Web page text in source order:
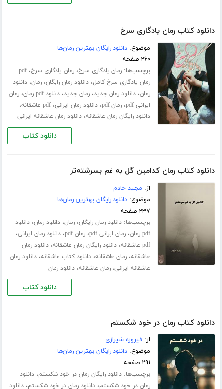
دانلود کتاب رمان یادگاری سرخ
موضوع:دانلود رایگان بهترین رمان‌ها
۲۶۰ صفحه
برچسب‌ها:رمان یادگاری سرخ،رمان یادگاری سرخ،pdf
رمان یادگاری سرخ کامل،دانلود رمان رایگان،رمان،دانلود
رمان،دانلود رمان جدید،رمان جدید،دانلود pdf رمان ،رمان
ایرانی pdf
،رمان pdf ،دانلود رمان ایرانی،pdf عاشقانه ،
دانلود رایگان رمان عاشقانه،دانلود رمان عاشقانه ایرانی
دانلود کتاب
دانلود کتاب رمان کدامین گل به غم بسرشته‌تر
از: مجید خادم
موضوع:دانلود رایگان بهترین رمان‌ها
۲۳۷ صفحه
برچسب‌ها:دانلود رمان رایگان،رمان،دانلود رمان،دانلود
pdf رمان
،رمان ایرانی pdf ،رمان pdf ،دانلود رمان ایرانی،
pdf عاشقانه ،دانلود رایگان رمان عاشقانه،دانلود رمان
عاشقانه،رمان عاشقانه،دانلود کتاب عاشقانه،دانلود رمان
عاشقانه ایرانی،رمان عاشقانه،دانلود رمان
دانلود کتاب
دانلود کتاب رمان در خود شکستم
از:فیروزه شیرازی
موضوع:دانلود رایگان بهترین رمان‌ها
۲۹۱ صفحه
برچسب‌ها:دانلود رایگان رمان در خود شکستم،دانلود
رمان در خود شکستم،دانلود رمان در خود شکستم،دانلود